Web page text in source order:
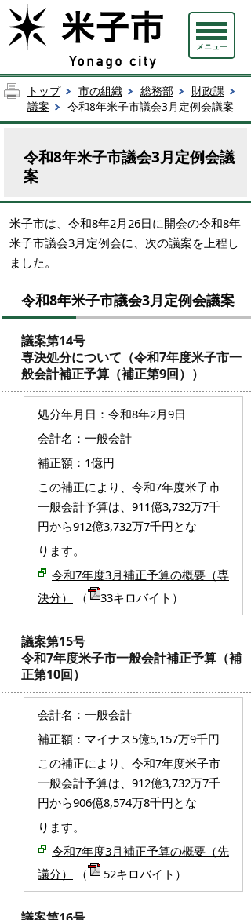
メニュー
トップ 市の組織 総務部
財政課
議案
令和8年米子市議会3月定例会議案
令和8年米子市議会3月定例会議
案
米子市は、令和8年2月26日に開会の令和8年
米子市議会3月定例会に、次の議案を上程し
ました。
令和8年米子市議会3月定例会議案
議案第14号
専決処分について（令和7年度米子市一
般会計補正予算（補正第9回））
処分年月日：令和8年2月9日
会計名：一般会計
補正額：1億円
この補正により、令和7年度米子市
一般会計予算は、911億3,732万7千
円から912億3,732万7千円とな
ります。
令和7年度3月補正予算の概要（専
決分）
（ 33キロバイト）
議案第15号
令和7年度米子市一般会計補正予算（補
正第10回）
会計名：一般会計
補正額：マイナス5億5,157万9千円
この補正により、令和7年度米子市
一般会計予算は、912億3,732万7千
円から906億8,574万8千円とな
ります。
令和7年度3月補正予算の概要（先
議分）
（ 52キロバイト）